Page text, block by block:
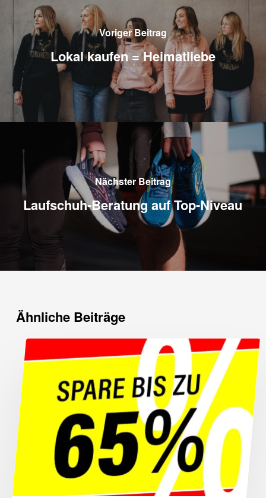
Es befinden sich keine Produkte im
Voriger Beitrag
Lokal kaufen = Heimatliebe
Nächster Beitrag
Laufschuh-Beratung auf Top-Niveau
Ähnliche Beiträge
40.000
Produkte
bis
65%
reduziert!